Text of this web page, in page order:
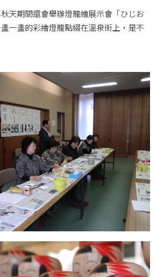
天期間還會舉辦燈籠繪展示會「ひじお
一盞的彩繪燈籠點綴在溫泉街上，是不